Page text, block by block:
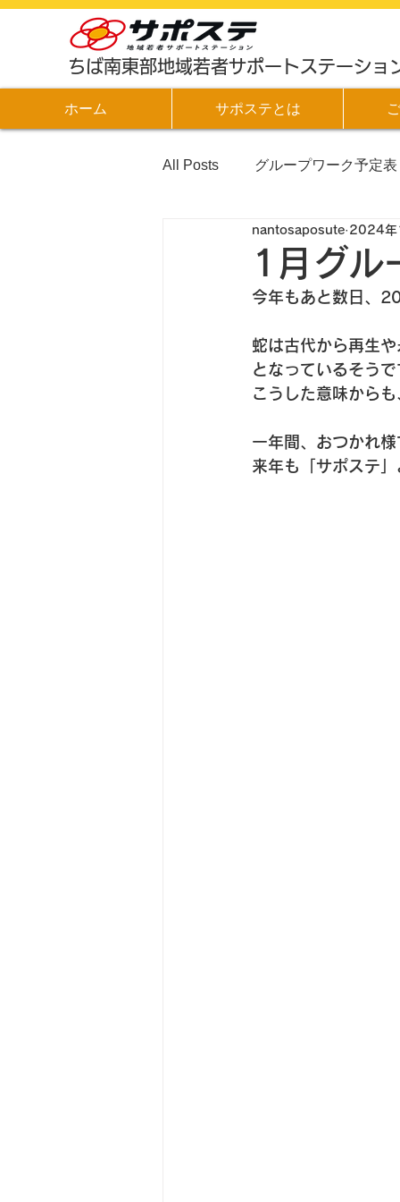
ちば南東部地域若者サポートステーショ
ホーム サポステとは
All Posts グループワーク予定表
1月グル
nantosaposute 2024年
今年もあと数日、
蛇は古代から再生
となっているそうで
こうした意味から
一年間、おつかれ
来年も「サポステ